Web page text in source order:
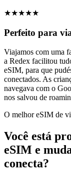
★★★★★
Perfeito para
Viajamos com uma
a Redex facilitou
eSIM, para que
conectados. As
navegava com o
nos salvou de
O melhor eSIM de
Você está
eSIM e
conecta?